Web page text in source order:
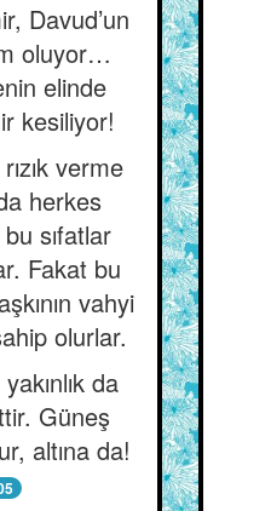
Davud’un
oluyor…
elinde
kesiliyor!
verme
herkes
sıfatlar
Fakat bu
vahyi
olurlar.
da
Güneş
altına da!